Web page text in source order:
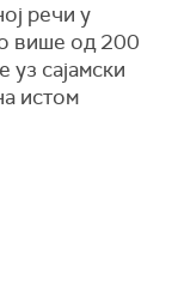
речи у
више од 200
сајамски
истом